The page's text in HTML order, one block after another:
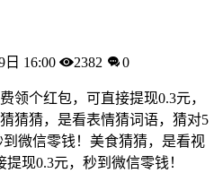
日 16:00 2382 0
领个红包，可直接提现0.3元，
猜猜，是看表情猜词语，猜对5
微信零钱！美食猜猜，是看视
现0.3元，秒到微信零钱！